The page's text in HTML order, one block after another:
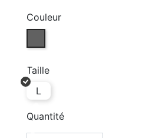
Couleur
GRIS (25)
Taille
L
Quantité